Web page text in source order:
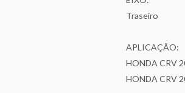
Traseiro
APLICAÇÃO:
HONDA CRV
HONDA CRV